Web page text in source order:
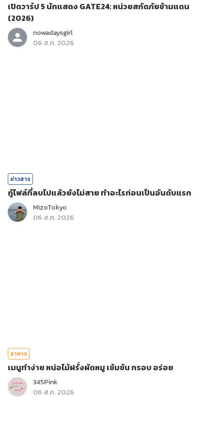
เปิดวาร์ป 5 นักแสดง GATE24: หน่วยสกัดภัยข้ามแดน
(2026)
nowadaysgirl
06 ส.ค. 2026
ข่าวสาร
กู้ไฟล์ที่ลบไปแล้วยังไม่สาย ทำอะไรก่อนเป็นอันดับแรก
MizoTokyo
06 ส.ค. 2026
อาหาร
เมนูทำง่าย หน่อไม้ฝรั่งผัดหมู เข้มข้น กรอบ อร่อย
345Pink
06 ส.ค. 2026